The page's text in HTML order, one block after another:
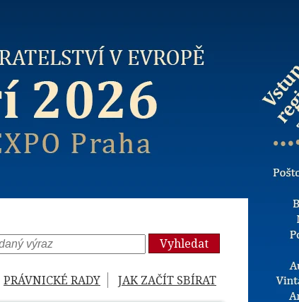
Vyhledat
PRÁVNICKÉ RADY JAK ZAČÍT SBÍRAT